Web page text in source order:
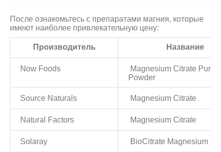
После ознакомьтесь с препаратами магния, которые
имеют наиболее привлекательную цену:
Производитель Название
Now Foods
Magnesium Citrate Pure
Powder
Source Naturals Magnesium Citrate
Natural Factors Magnesium Citrate
Solaray BioCitrate Magnesium